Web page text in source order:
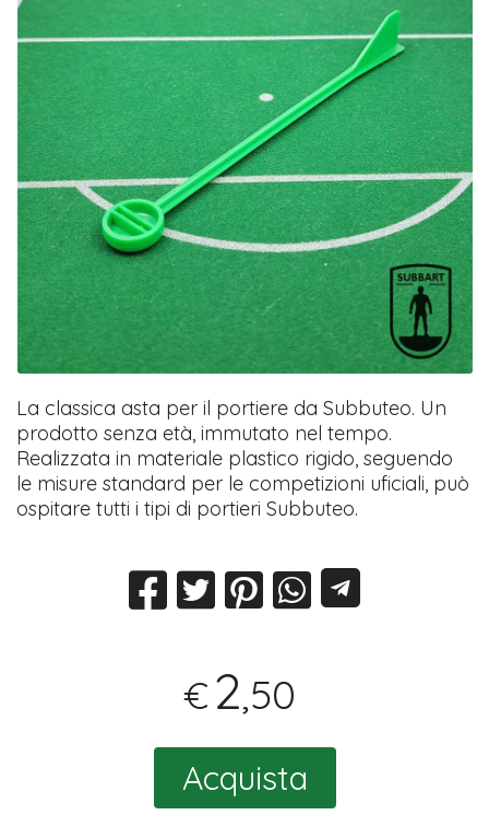
La classica asta per il portiere da Subbuteo. Un
prodotto senza età, immutato nel tempo.
Realizzata in materiale plastico rigido, seguendo
le misure standard per le competizioni uficiali, può
ospitare tutti i tipi di portieri Subbuteo.
€2,50
Acquista